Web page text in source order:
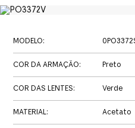
MODELO:
COR DA ARMAÇÃO: Preto
COR DAS LENTES: Verde
MATERIAL: Acetato